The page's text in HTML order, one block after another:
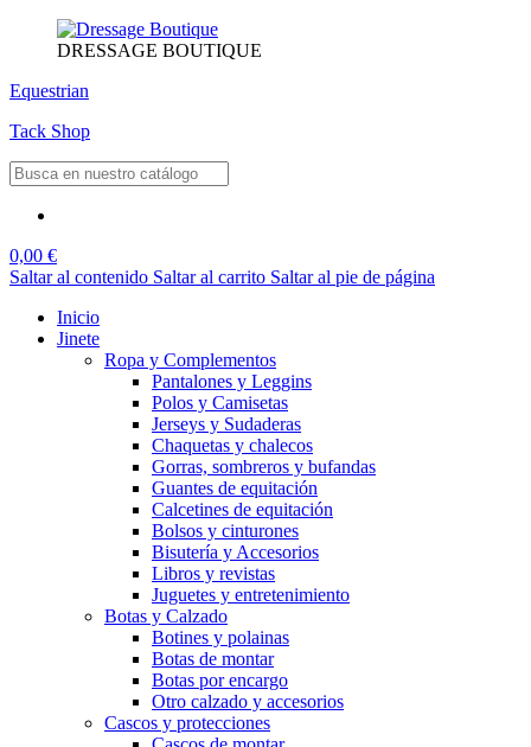
DRESSAGE BOUTIQUE
Equestrian
Tack Shop
0,00 €
Saltar al contenido Saltar al carrito Saltar al pie de página
Inicio
Jinete
Ropa y Complementos
Pantalones y Leggins
Polos y Camisetas
Jerseys y Sudaderas
Chaquetas y chalecos
Gorras, sombreros y bufandas
Guantes de equitación
Calcetines de equitación
Bolsos y cinturones
Bisutería y Accesorios
Libros y revistas
Juguetes y entretenimiento
Botas y Calzado
Botines y polainas
Botas de montar
Botas por encargo
Otro calzado y accesorios
Cascos y protecciones